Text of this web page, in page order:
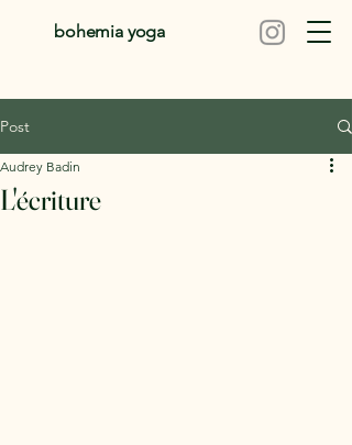
bohemia yoga
Post
L'écriture
Audrey Badin